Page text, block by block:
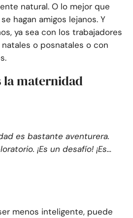
natural. O lo mejor que
hagan amigos lejanos. Y
ya sea con los trabajadores
o posnatales o con
la maternidad
es bastante aventurera.
¡Es un desafío! ¡Es…
menos inteligente, puede